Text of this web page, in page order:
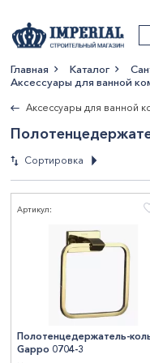
Главная Каталог
Аксессуары для ванной
Аксессуары для ванной
Сортировка
По возрастанию
цены
По убыванию цены
По наименованию
Вес, кг
0.9 1
Ширина, мм
25
Артикул:
Полотенцедержатель-
Gappo 0704-3